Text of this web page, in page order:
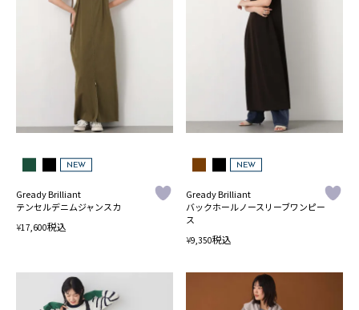
NEW
Gready Brilliant
テンセルデニムジャンスカ
¥17,600税込
NEW
Gready Brilliant
バックホールノースリーブワンピー
ス
¥9,350税込